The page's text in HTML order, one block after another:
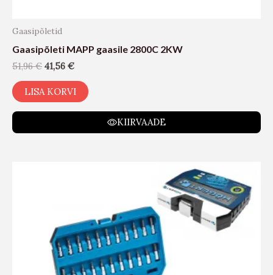
Gaasipõletid
Gaasipõleti MAPP gaasile 2800C 2KW
51,96€ 41,56 €
LISA KORVI
KIIRVAADE